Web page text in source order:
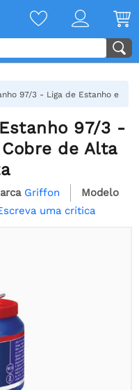
97/3 - Liga de Estanho e
97/3 -
de Alta
Griffon
Modelo
uma crítica